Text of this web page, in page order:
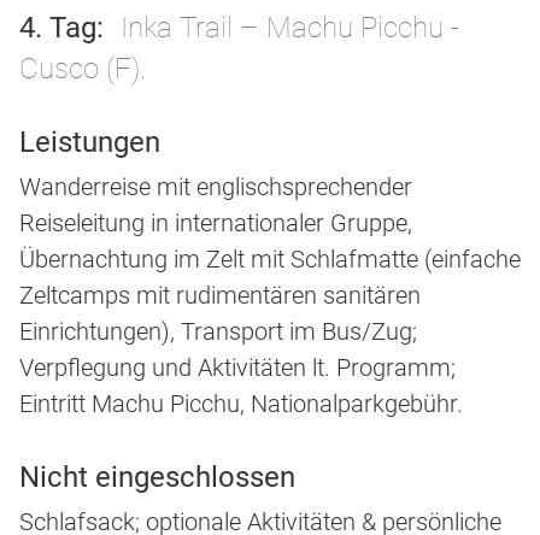
4. Tag
Inka Trail – Machu Picchu -
Cusco (F).
Leistungen
Wanderreise mit englischsprechender
Reiseleitung in internationaler Gruppe,
Übernachtung im Zelt mit Schlafmatte (einfache
Zeltcamps mit rudimentären sanitären
Einrichtungen), Transport im Bus/Zug;
Verpflegung und Aktivitäten lt. Programm;
Eintritt Machu Picchu, Nationalparkgebühr.
Nicht eingeschlossen
Schlafsack; optionale Aktivitäten & persönliche